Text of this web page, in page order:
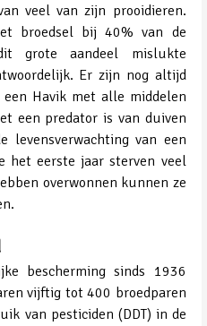
veel van zijn prooidieren.
broedsel bij 40% van de
grote aandeel mislukte
Er zijn nog altijd
Havik met alle middelen
een predator is van duiven
levensverwachting van een
het eerste jaar sterven veel
overwonnen kunnen ze
bescherming sinds 1936
vijftig tot 400 broedparen
van pesticiden (DDT) in de